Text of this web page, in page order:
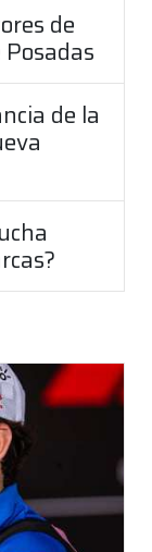
de
de la